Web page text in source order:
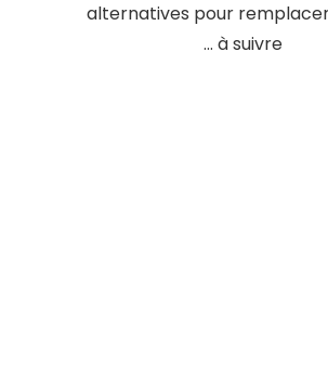
alternatives pour
… à suivre